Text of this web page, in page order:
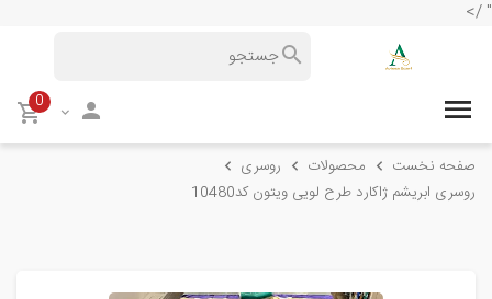
" />
0
صفحه نخست محصولات
روسری
روسری ابریشم ژاکارد طرح لویی ویتون کد10480